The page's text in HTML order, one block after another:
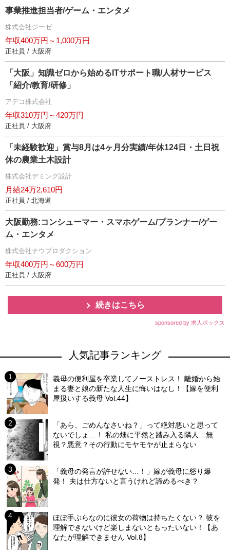
事業推進担当者/ゲーム・エンタメ
株式会社ジーゼ
年収400万円～1,000万円
正社員 / 大阪府
「大阪」知識ゼロから始めるITサポート職/人材サービス
「紹介/教育/研修」
アデコ株式会社
年収310万円～420万円
正社員 / 大阪府
「未経験歓迎」賞与8月は4ヶ月分実績/年休124日・土日祝
休の農業土木設計
株式会社デミング設計
月給24万2,610円
正社員 / 北海道
大阪勤務:コンシューマー・スマホゲーム/プランナー/ゲー
ム・エンタメ
株式会社ナウプロダクション
年収400万円～600万円
正社員 / 大阪府
続きはこちら
sponsored by 求人ボックス
人気記事ランキング
義母の便利屋を卒業してノーストレス！ 離婚から始
まる妻と娘の新たな人生に悔いはなし！【嫁を便利
屋扱いする義母 Vol.44】
「あら、ごめんなさいね？」って絶対悪いと思って
ないでしょ…！ 私の畑に平然と踏み入る隣人…無
視？悪意？その行動にモヤモヤが止まらない
「義母の発言が許せない…！」嫁が義母に怒り爆
発！ 夫は仕方ないと言うけれど諦めるべき？
ほぼ手ぶらなのに彼女の荷物は持ちたくない？ 彼を
理解できないけど楽しまないともったいない！【あ
なたが理解できません Vol.8】